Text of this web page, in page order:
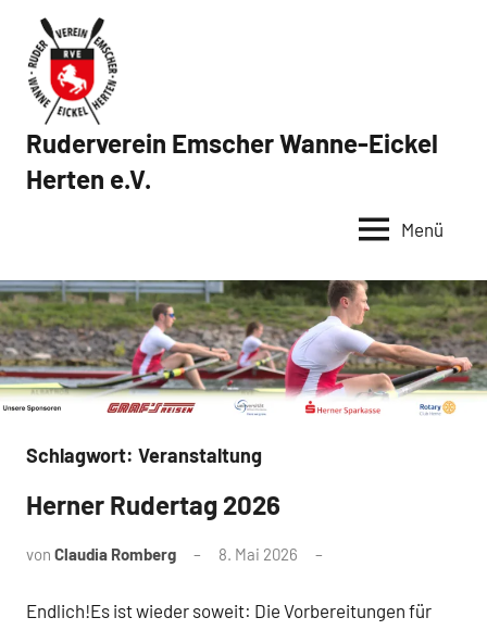
Inhalt
springen
Ruderverein Emscher Wanne-Eickel
Herten e.V.
Menü
Schlagwort: Veranstaltung
Herner Rudertag 2026
von Claudia Romberg 8. Mai 2026
Endlich!Es ist wieder soweit: Die Vorbereitungen für